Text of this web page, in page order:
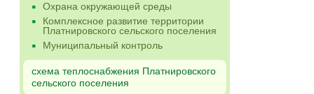
Охрана окружающей среды
Комплексное развитие территории
Платнировского сельского поселения
Муниципальный контроль
схема теплоснабжения Платнировского
сельского поселения